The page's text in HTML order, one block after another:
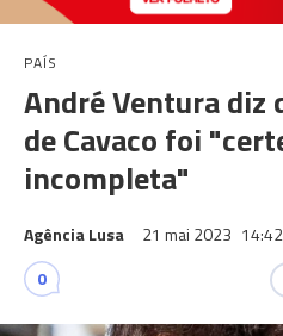
PAÍS
André Ventura diz
de Cavaco foi
incompleta"
Agência Lusa 21 mai 2023 14:42
0